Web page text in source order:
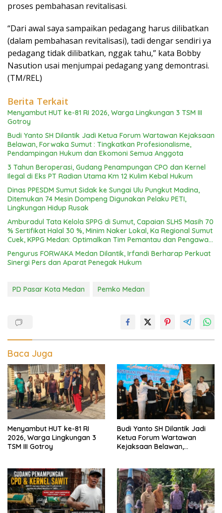
proses pembahasan revitalisasi.
“Dari awal saya sampaikan pedagang harus dilibatkan
(dalam pembahasan revitalisasi), tadi dengar sendiri ya
pedagang tidak dilibatkan, nggak tahu,” kata Bobby
Nasution usai menjumpai pedagang yang demontrasi.
(TM/REL)
Berita Terkait
Menyambut HUT ke-81 RI 2026, Warga Lingkungan 3 TSM III
Gotroy
Budi Yanto SH Dilantik Jadi Ketua Forum Wartawan Kejaksaan
Belawan, Forwaka Sumut : Tingkatkan Profesionalisme,
Pendampingan Hukum dan Ekomoni Semua Anggota
3 Tahun Beroperasi, Gudang Penampungan CPO dan Kernel
Ilegal di Eks PT Radian Utama Km 12 Kulim Kebal Hukum
Dinas PPESDM Sumut Sidak ke Sungai Ulu Pungkut Madina,
Ditemukan 74 Mesin Dompeng Digunakan Pelaku PETI,
Lingkungan Hidup Rusak
Amburadul Tata Kelola SPPG di Sumut, Capaian SLHS Masih 70
% Sertifikat Halal 30 %, Minim Naker Lokal, Ka Regional Sumut
Cuek, KPPG Medan: Optimalkan Tim Pemantau dan Pengawas
Pengurus FORWAKA Medan Dilantik, Irfandi Berharap Perkuat
Sinergi Pers dan Aparat Penegak Hukum
PD Pasar Kota Medan Pemko Medan
Baca Juga
Menyambut HUT ke-81 RI
2026, Warga Lingkungan 3
TSM III Gotroy
Budi Yanto SH Dilantik Jadi
Ketua Forum Wartawan
Kejaksaan Belawan,
Pendampingan Hukum dan
Ekomoni Semua Anggota